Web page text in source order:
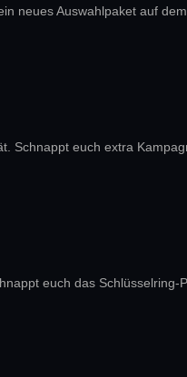
neues Auswahlpaket auf
Schnappt euch extra
euch das